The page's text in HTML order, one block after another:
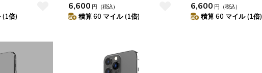
(1倍)
6,600 円 （税込）
積算 60 マイル (1倍)
6,600 円 （税込）
積算 60 マイル (1倍)